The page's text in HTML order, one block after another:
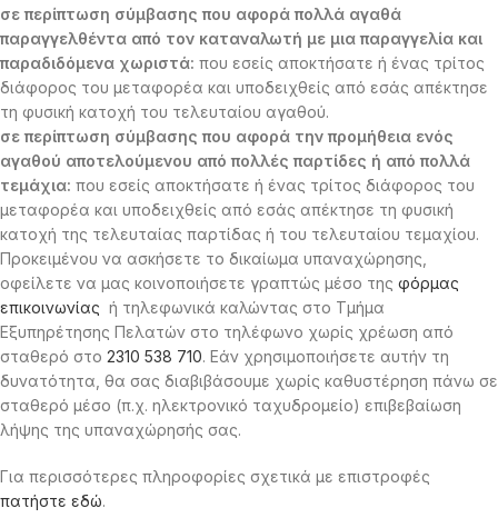
σε περίπτωση σύμβασης που αφορά πολλά αγαθά
παραγγελθέντα από τον καταναλωτή με μια παραγγελία και
παραδιδόμενα χωριστά: που εσείς αποκτήσατε ή ένας τρίτος
διάφορος του μεταφορέα και υποδειχθείς από εσάς απέκτησε
τη φυσική κατοχή του τελευταίου αγαθού.
σε περίπτωση σύμβασης που αφορά την προμήθεια ενός
αγαθού αποτελούμενου από πολλές παρτίδες ή από πολλά
τεμάχια: που εσείς αποκτήσατε ή ένας τρίτος διάφορος του
μεταφορέα και υποδειχθείς από εσάς απέκτησε τη φυσική
κατοχή της τελευταίας παρτίδας ή του τελευταίου τεμαχίου.
Προκειμένου να ασκήσετε το δικαίωμα υπαναχώρησης,
οφείλετε να μας κοινοποιήσετε γραπτώς μέσο της φόρμας
επικοινωνίας ή τηλεφωνικά καλώντας στο Τμήμα
Εξυπηρέτησης Πελατών στο τηλέφωνο χωρίς χρέωση από
σταθερό στο 2310 538 710. Εάν χρησιμοποιήσετε αυτήν τη
δυνατότητα, θα σας διαβιβάσουμε χωρίς καθυστέρηση πάνω σε
σταθερό μέσο (π.χ. ηλεκτρονικό ταχυδρομείο) επιβεβαίωση
λήψης της υπαναχώρησής σας.
Για περισσότερες πληροφορίες σχετικά με επιστροφές
πατήστε εδώ.